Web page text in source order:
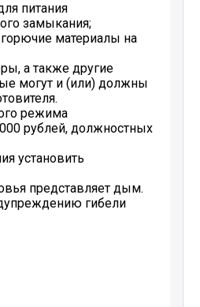
питания
замыкания;
материалы на
а также другие
могут и (или) должны
режима
рублей, должностных
установить
представляет дым.
гибели